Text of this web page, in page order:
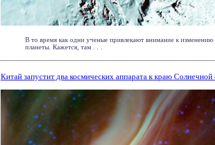
В то время как одни ученые привлекают внимание к
планеты. Кажется, там . . .
Китай запустит два космических аппарата к краю